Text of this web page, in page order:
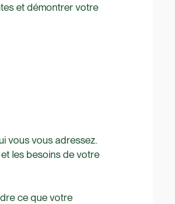
et démontrer votre
vous vous adressez.
les besoins de votre
ce que votre